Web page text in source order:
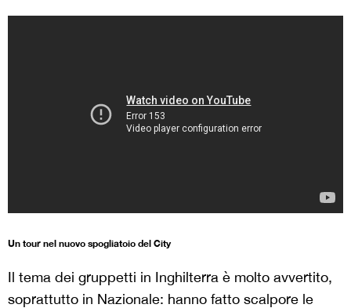
Un tour nel nuovo spogliatoio del City
Il tema dei gruppetti in Inghilterra è molto avvertito,
soprattutto in Nazionale: hanno fatto scalpore le